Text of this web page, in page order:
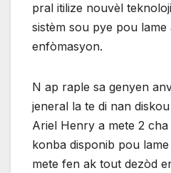
pral itilize nouvèl
sistèm sou pye pou
enfòmasyon.
N ap raple sa genyen
jeneral la te di nan
Ariel Henry a mete 2
konba disponib pou
mete fen ak tout dezòd